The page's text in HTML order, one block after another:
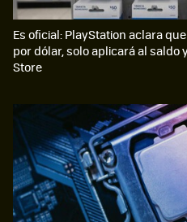
Es oficial: PlayStation aclara
por dólar, solo aplicará al saldo
Store